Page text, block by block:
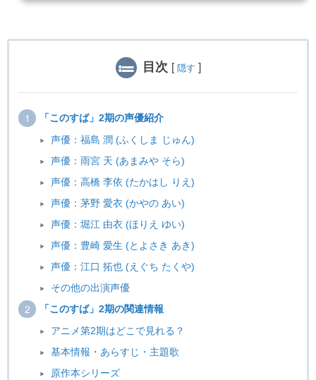
目次 [ 隠す ]
「このすば」2期の声優紹介
声優：福島 潤 (ふくしま じゅん)
声優：雨宮 天 (あまみや そら)
声優：高橋 李依 (たかはし りえ)
声優：茅野 愛衣 (かやの あい)
声優：堀江 由衣 (ほりえ ゆい)
声優：豊崎 愛生 (とよさき あき)
声優：江口 拓也 (えぐち たくや)
その他の出演声優
「このすば」2期の関連情報
アニメ第2期はどこで見れる？
基本情報・あらすじ・主題歌
原作本シリーズ